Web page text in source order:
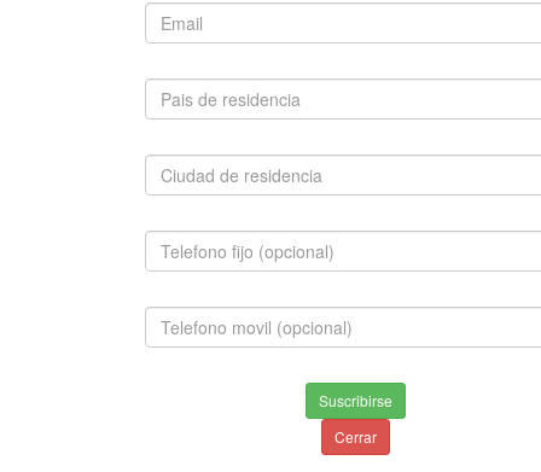
WEIMARANER
$980,000.00
Suscribirse
Cerrar